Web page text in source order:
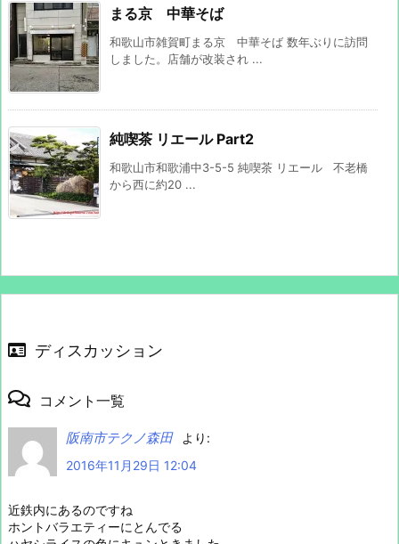
まる京 中華そば
和歌山市雑賀町まる京 中華そば 数年ぶりに訪問
しました。店舗が改装され ...
純喫茶 リエール Part2
和歌山市和歌浦中3-5-5 純喫茶 リエール 不老橋
から西に約20 ...
ディスカッション
コメント一覧
阪南市テクノ森田
より:
2016年11月29日 12:04
近鉄内にあるのですね
ホントバラエティーにとんでる